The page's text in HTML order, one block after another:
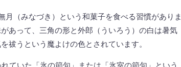
（みなづき）という和菓子を食べる習慣がありま
あって、三角の形と外郎（ういろう）の白は暑気
祓うという魔よけの色とされています。
ていた「氷の節句」または「氷室の節句」という